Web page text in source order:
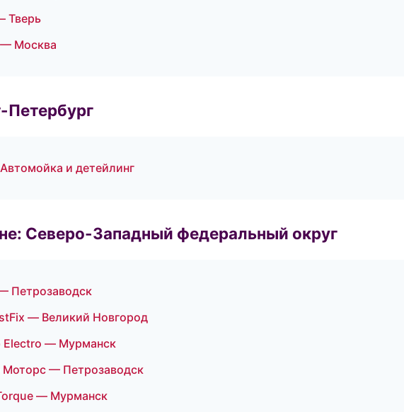
Тверь
Москва
Петербург
и детейлинг
Северо-Западный федеральный округ
Петрозаводск
— Великий Новгород
Electro — Мурманск
Моторс — Петрозаводск
— Мурманск